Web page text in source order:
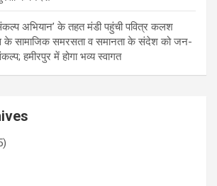
अभियान’ के तहत मंडी पहुंची पवित्र कलश
के सामाजिक समरसता व समानता के संदेश को जन-
हमीरपुर में होगा भव्य स्वागत